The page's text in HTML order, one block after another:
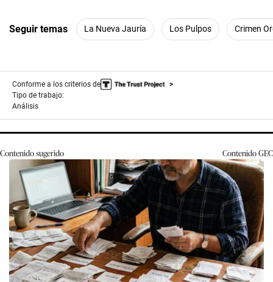
Seguir temas La Nueva Jauría Los Pulpos Crimen
Conforme a los criterios de
Tipo de trabajo:
Análisis
Contenido sugerido ContenidoGEC